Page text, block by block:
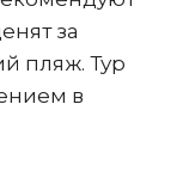
за
пляж. Тур
в